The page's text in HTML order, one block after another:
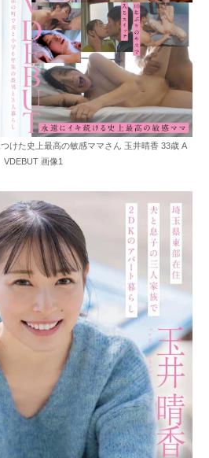
けた史上最高の敏感ママさん 玉井晴香 33歳 A
VDEBUT 画像1